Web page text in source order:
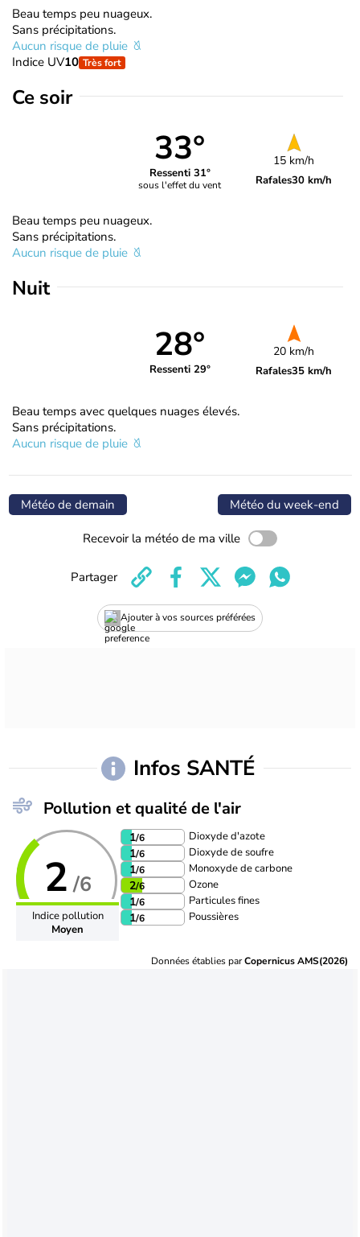
Beau temps peu nuageux.
Sans précipitations.
Aucun risque de pluie
Indice UV10 Très fort
Ce soir
33°
Ressenti 31°
sous l'effet du vent
15 km/h
Rafales30 km/h
Beau temps peu nuageux.
Sans précipitations.
Aucun risque de pluie
Nuit
28°
Ressenti 29°
20 km/h
Rafales35 km/h
Beau temps avec quelques nuages élevés.
Sans précipitations.
Aucun risque de pluie
Météo de demain Météo du week-end
Recevoir la météo de ma ville
Ajouter à vos sources préférées
Partager
Infos SANTÉ
Pollution et qualité de l'air
2 /6
Indice pollution
Moyen
1/6 Dioxyde d'azote
1/6 Dioxyde de soufre
1/6 Monoxyde de carbone
2/6 Ozone
1/6 Particules fines
1/6 Poussières
Données établies parCopernicus AMS(2026)